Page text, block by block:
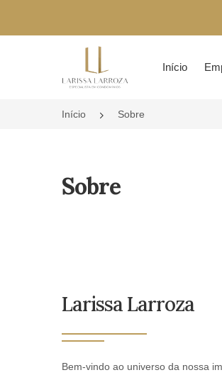
Início
Início Sobre
Sobre
Larissa Larroza
Bem-vindo ao universo da nossa